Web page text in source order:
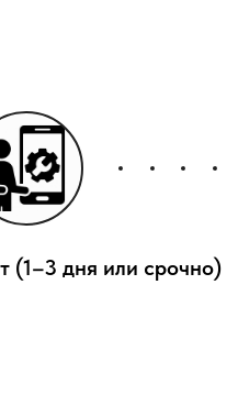
(1–3 дня или срочно)